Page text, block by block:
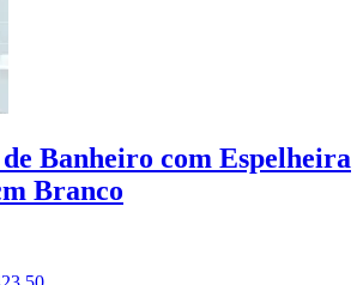
Banheiro com Espelheira
Branco